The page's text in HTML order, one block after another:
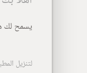
يسمح لك
لتنزيل